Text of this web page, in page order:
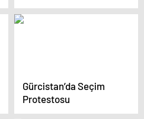
Gürcistan’da Seçim
Protestosu